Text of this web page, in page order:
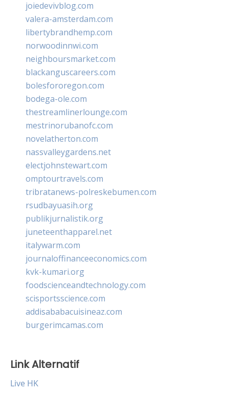
joiedevivblog.com
valera-amsterdam.com
libertybrandhemp.com
norwoodinnwi.com
neighboursmarket.com
blackanguscareers.com
bolesfororegon.com
bodega-ole.com
thestreamlinerlounge.com
mestrinorubanofc.com
novelatherton.com
nassvalleygardens.net
electjohnstewart.com
omptourtravels.com
tribratanews-polreskebumen.com
rsudbayuasih.org
publikjurnalistik.org
juneteenthapparel.net
italywarm.com
journaloffinanceeconomics.com
kvk-kumari.org
foodscienceandtechnology.com
scisportsscience.com
addisababacuisineaz.com
burgerimcamas.com
Link Alternatif
Live HK